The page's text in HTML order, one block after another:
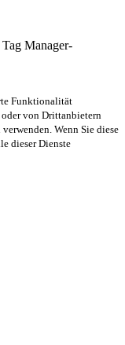
Manager-
Funktionalität
von Drittanbietern
Wenn Sie diese
dieser Dienste